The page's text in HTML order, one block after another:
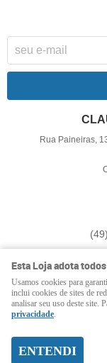
Rua Paineiras,
(49)
LOJA
Esta Loja adota
Usamos cookies para
inclui cookies de sites de
analisar seu uso deste site.
privacidade.
ENTENDI